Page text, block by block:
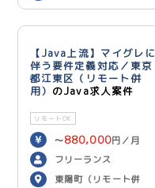
【Java上流】マイグレに
伴う要件定義対応／東京
都江東区（リモート併
用） のJava求人案件
リモートOK
〜880,000円／月
フリーランス
東陽町（リモート併